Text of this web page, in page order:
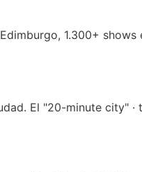
1.300+ shows
El "20-minute city" ·